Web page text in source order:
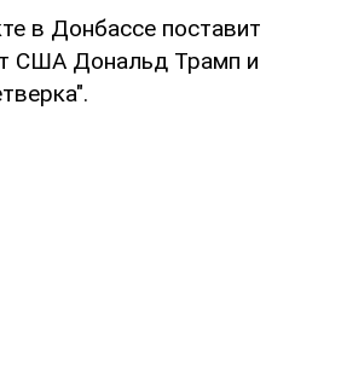
в Донбассе поставит
США Дональд Трамп и